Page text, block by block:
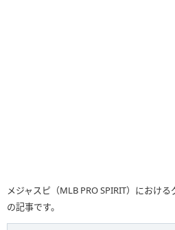
メジャスピ（MLB PRO SPIRIT）におけ
の記事です。